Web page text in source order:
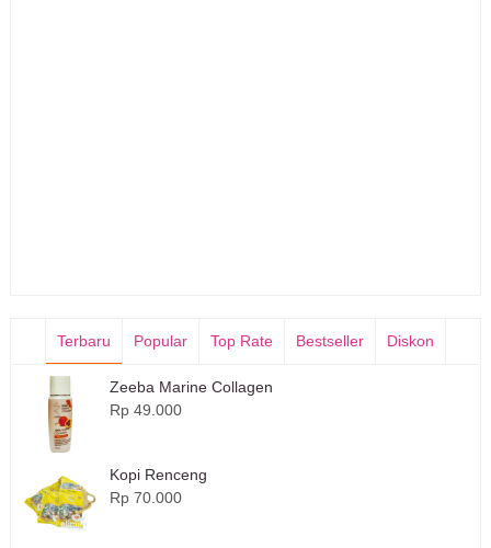
Terbaru Popular Top Rate Bestseller Diskon
Zeeba Marine Collagen
Rp 49.000
Kopi Renceng
Rp 70.000